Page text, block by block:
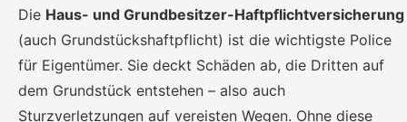
Die Haus- und Grundbesitzer-Haftpflichtversicherung
(auch Grundstückshaftpflicht) ist die wichtigste Police
für Eigentümer. Sie deckt Schäden ab, die Dritten auf
dem Grundstück entstehen – also auch
Sturzverletzungen auf vereisten Wegen. Ohne diese